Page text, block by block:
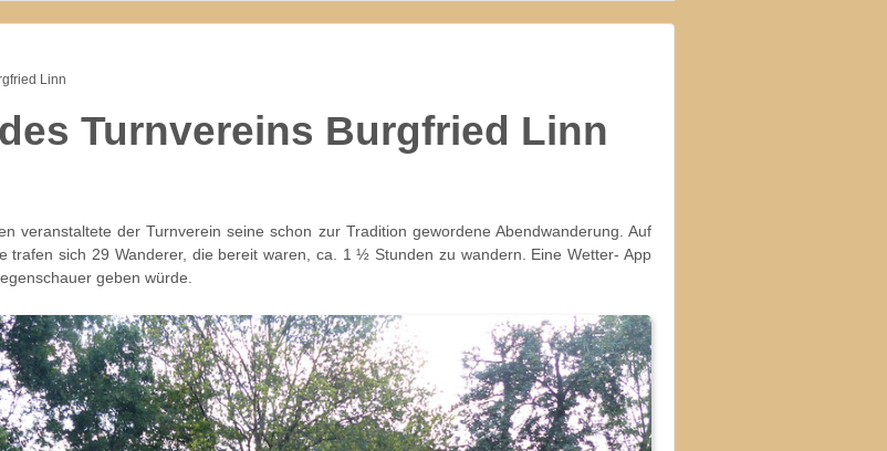
Linn
Turnvereins Burgfried Linn
veranstaltete der Turnverein seine schon zur Tradition gewordene Abendwanderung. Auf
trafen sich 29 Wanderer, die bereit waren, ca. 1 ½ Stunden zu wandern. Eine Wetter- App
geben würde.